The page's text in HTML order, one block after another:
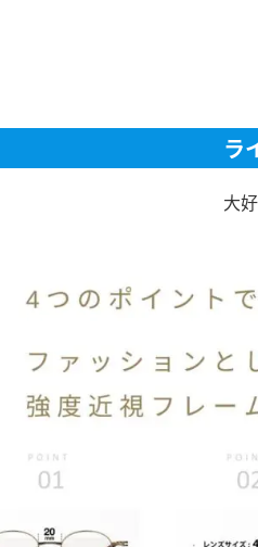
ラ
大